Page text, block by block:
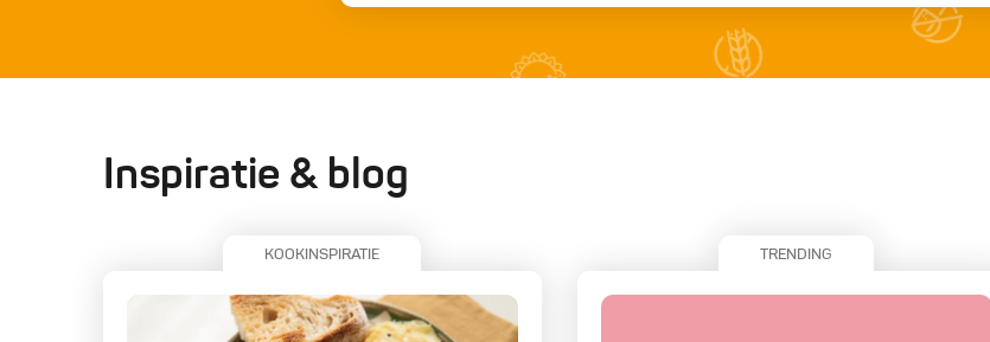
Inspiratie & blog
KOOKINSPIRATIE TRENDING